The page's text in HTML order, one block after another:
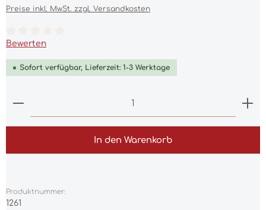
Preise inkl. MwSt. zzgl. Versandkosten
Durchschnittliche Bewertung von 0 von 5 Sternen
Bewerten
Sofort verfügbar, Lieferzeit: 1-3 Werktage
Produkt Anzahl: Gib den gewünschten Wert
In den Warenkorb
Produktnummer:
1261